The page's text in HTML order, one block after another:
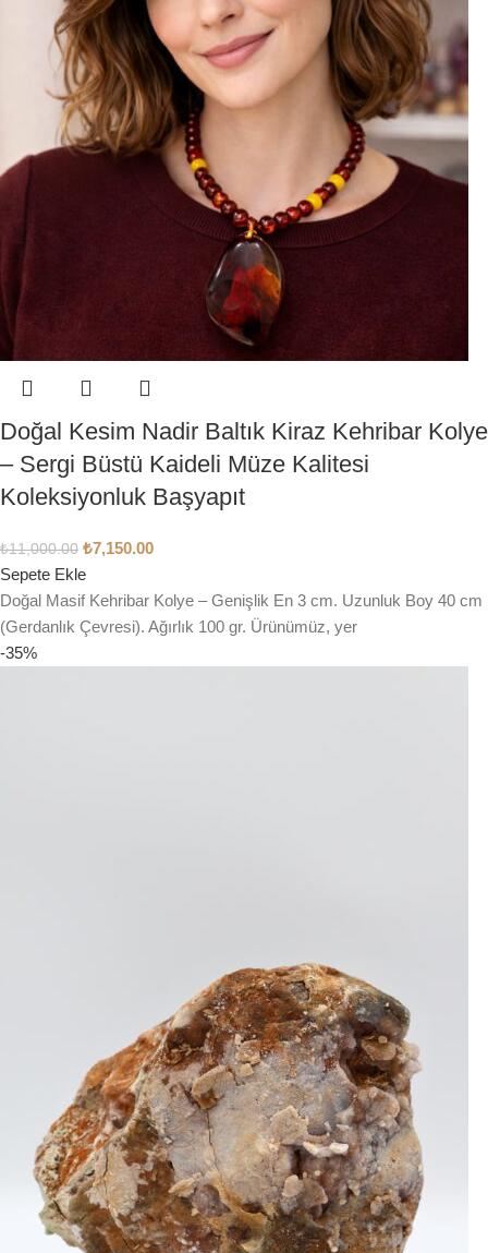
Doğal Kesim Nadir Baltık Kiraz Kehribar Kolye
– Sergi Büstü Kaideli Müze Kalitesi
Koleksiyonluk Başyapıt
₺11,000.00 ₺7,150.00
Sepete Ekle
Doğal Masif Kehribar Kolye – Genişlik En 3 cm. Uzunluk Boy 40 cm
(Gerdanlık Çevresi). Ağırlık 100 gr. Ürünümüz, yer
-35%